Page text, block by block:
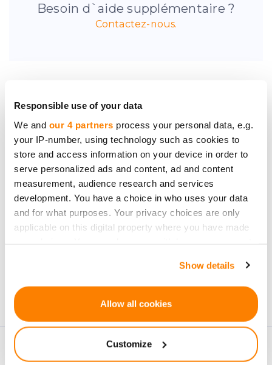
Responsible use of your data
We and our 4 partners process your personal data, e.g.
your IP-number, using technology such as cookies to
store and access information on your device in order to
serve personalized ads and content, ad and content
measurement, audience research and services
development. You have a choice in who uses your data
and for what purposes. Your privacy choices are only
applicable on this digital property where you have made
If you allow, we would also like to:
location which can be accurate to within several
Identify your device by actively scanning it for
Show details
Allow all cookies
Customize
Besoin d`aide supplémentaire ?
Contactez-nous.
Soyez le premier à être
informé des nouvelles
opportunités
d`investissement.
S`abonner
Les données personnelles seront traitées
conformément auxPrivacy Policyde CrowdedHero.
Vous pouvez vous désabonner à tout moment.